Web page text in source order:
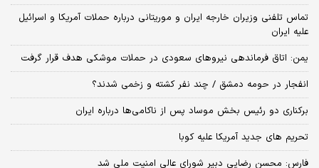
تماس تلفنی وزیران خارجه ایران و موریتانی درباره حملات آمریکا و اسرائیل
علیه ایران
یمن: اتاق فرماندهی نیروهای سعودی در حملات موشکی هدف قرار گرفت
انفجار در حومه دمشق / چند نفر کشته و زخمی شدند؟
برکناری دو رئیس بخش موساد پس از ناکامی‌ها درباره ایران
تحریم های جدید آمریکا علیه کوبا
فارس: محسن رضایی دبیر شورای عالی امنیت ملی شد